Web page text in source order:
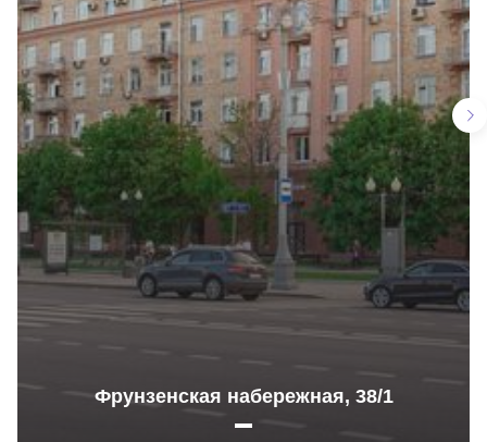
Фрунзенская набережная, 38/1